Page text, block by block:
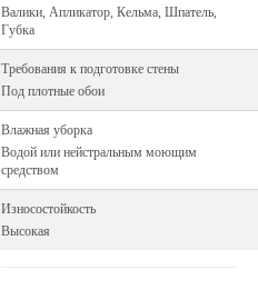
Валики, Апликатор, Кельма, Шпатель,
Губка
Требования к подготовке стены
Под плотные обои
Влажная уборка
Водой или нейстральным моющим
средством
Износостойкость
Высокая